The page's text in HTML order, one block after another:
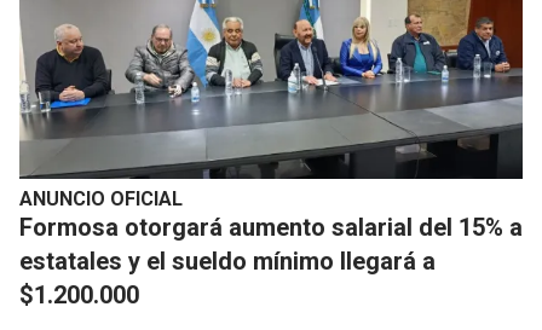
ANUNCIO OFICIAL
Formosa otorgará aumento salarial del 15% a
estatales y el sueldo mínimo llegará a
$1.200.000